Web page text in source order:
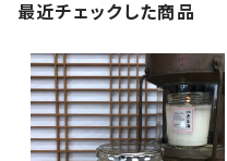
最近チェックした商品